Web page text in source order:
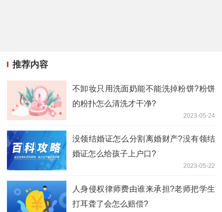
推荐内容
不卸妆只用洗面奶能不能洗掉粉饼?粉饼
的粉扑怎么清洗才干净?
2023-05-24
没领结婚证怎么分割离婚财产?没有领结
婚证怎么给孩子上户口?
2023-05-22
人身侵权律师费由谁来承担?老师把学生
打耳聋了会怎么赔偿?